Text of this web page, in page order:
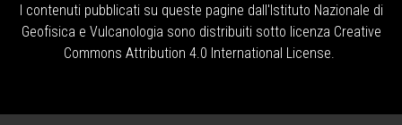
I contenuti pubblicati su queste pagine dall'Istituto Nazionale di
Geofisica e Vulcanologia sono distribuiti sotto licenza Creative
Commons Attribution 4.0 International License